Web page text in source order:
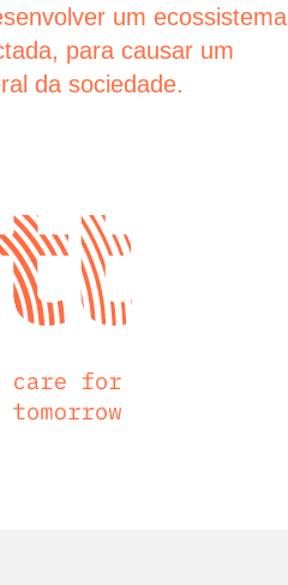
um ecossistema
para causar um
da sociedade.